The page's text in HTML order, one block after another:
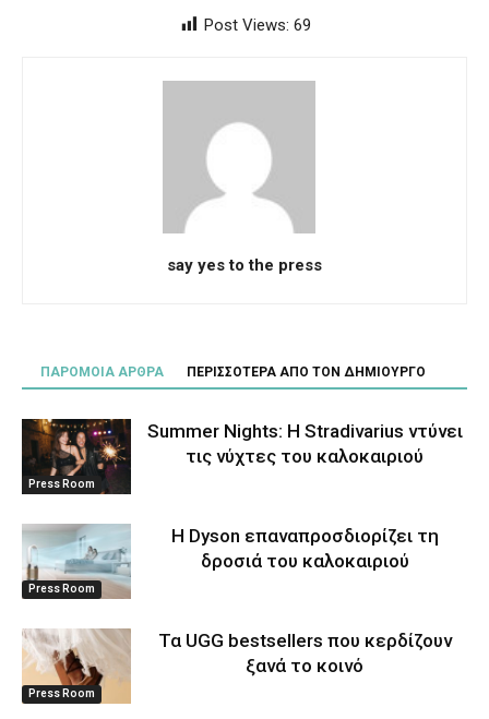
Post Views: 69
say yes to the press
ΠΑΡΟΜΟΙΑ ΑΡΘΡΑ ΠΕΡΙΣΣΟΤΕΡΑ ΑΠΟ ΤΟΝ ΔΗΜΙΟΥΡΓΟ
Press Room
Summer Nights: Η Stradivarius ντύνει
τις νύχτες του καλοκαιριού
Press Room
Η Dyson επαναπροσδιορίζει τη
δροσιά του καλοκαιριού
Press Room
Τα UGG bestsellers που κερδίζουν
ξανά το κοινό